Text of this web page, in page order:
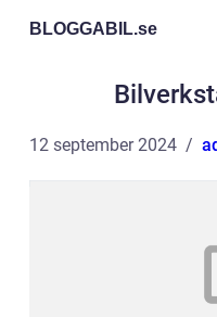
BLOGGABIL.se
12 september 2024